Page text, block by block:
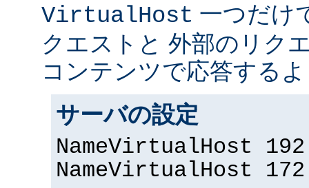
VirtualHost 一つだけ
クエストと 外部のリク
コンテンツで応答する
サーバの設定
NameVirtualHost
NameVirtualHost